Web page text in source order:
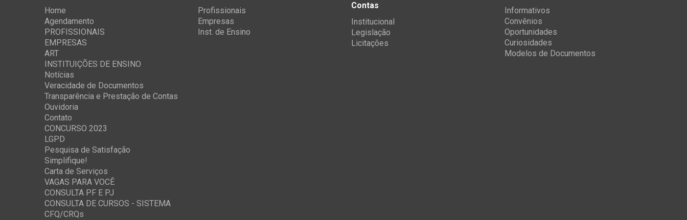
Home
Agendamento
PROFISSIONAIS
EMPRESAS
ART
INSTITUIÇÕES DE ENSINO
Notícias
Veracidade de Documentos
Transparência e Prestação de Contas
Ouvidoria
Contato
CONCURSO 2023
LGPD
Pesquisa de Satisfação
Simplifique!
Carta de Serviços
VAGAS PARA VOCÊ
CONSULTA PF E PJ
CONSULTA DE CURSOS - SISTEMA
CFQ/CRQs
Profissionais
Empresas
Inst. de Ensino
Contas
Institucional
Legislação
Licitações
Informativos
Convênios
Oportunidades
Curiosidades
Modelos de Documentos